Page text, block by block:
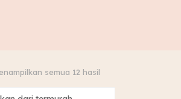
semua 12 hasilDiurutkan